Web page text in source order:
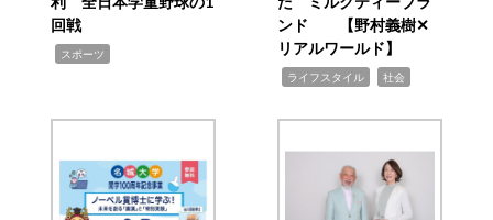
回戦
スポーツ
ンド 【野村義樹✕
リアルワールド】
ライフスタイル 社会